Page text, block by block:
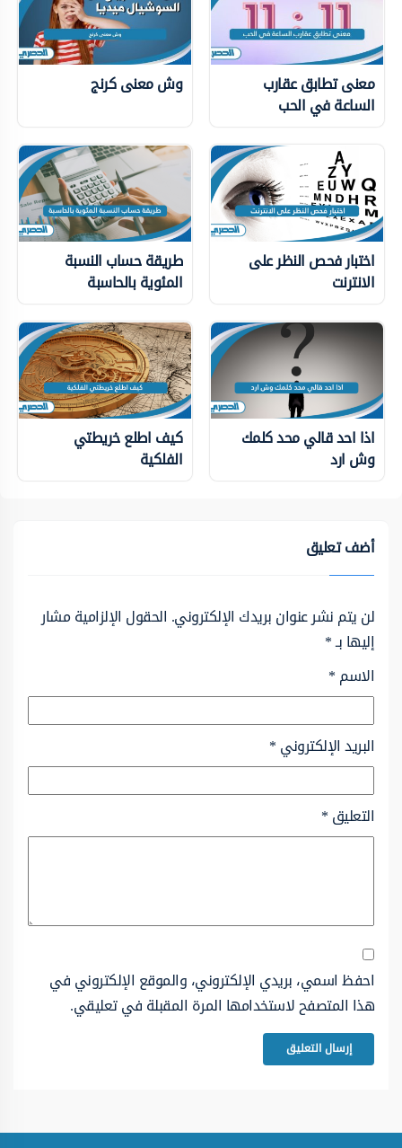
معنى تطابق عقارب
الساعة في الحب
وش معنى كرنج
اختبار فحص النظر على
الانترنت
طريقة حساب النسبة
المئوية بالحاسبة
اذا احد قالي محد كلمك
وش ارد
كيف اطلع خريطتي
الفلكية
أضف تعليق
لن يتم نشر عنوان بريدك الإلكتروني. الحقول الإلزامية مشار
إليها بـ*
الاسم*
البريد الإلكتروني*
التعليق*
احفظ اسمي، بريدي الإلكتروني، والموقع الإلكتروني في
هذا المتصفح لاستخدامها المرة المقبلة في تعليقي.